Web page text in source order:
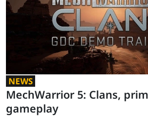
NEWS
MechWarrior 5: Clans,
gameplay